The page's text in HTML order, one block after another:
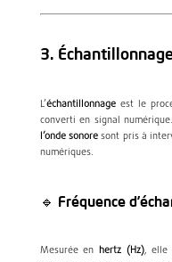
3.
L’échantillonnageest le
converti en signal
l’onde sonoresont pris à
numériques.
🔹 Fréquence
Mesurée enhertz (Hz), elle